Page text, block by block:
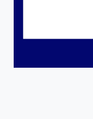
중소기업, 자영